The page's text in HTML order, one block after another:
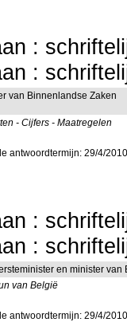
:
:
van Binnenlandse Zaken
- Cijfers - Maatregelen
antwoordtermijn: 29/4/
:
:
en minister
van België
antwoordtermijn: 29/4/